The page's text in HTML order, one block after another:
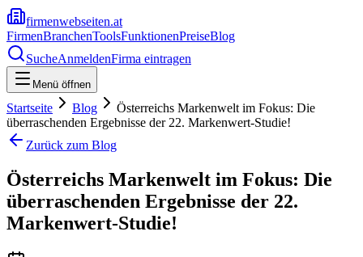
firmenwebseiten.at
FirmenBranchenToolsFunktionenPreiseBlog
SucheAnmeldenFirma eintragen
Menü öffnen
Startseite Blog
Österreichs Markenwelt im Fokus: Die
überraschenden Ergebnisse der 22. Markenwert-Studie!
Zurück zum Blog
Österreichs Markenwelt im Fokus: Die
überraschenden Ergebnisse der 22.
Markenwert-Studie!